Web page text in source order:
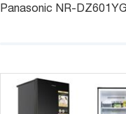
Panasonic NR-